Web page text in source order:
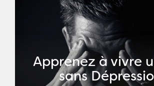
Apprenez à vivre
sans